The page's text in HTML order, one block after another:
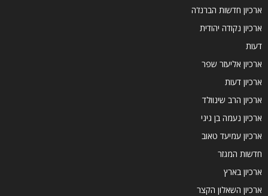
ארכיון חדשות הברנז'ה
ארכיון נקודה יהודית
דעות
ארכיון אליעזר שפר
ארכיון דעות
ארכיון הרב שינוולד
ארכיון נעמה בן גיגי
ארכיון עמיעד טאוב
חדשות המגזר
ארכיון בארץ
ארכיון השאלון הקצר